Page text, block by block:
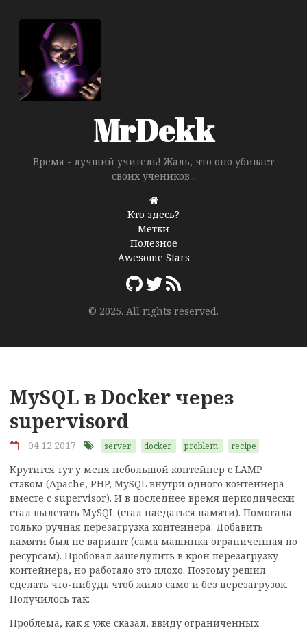
MrDekk
Время - лучший учитель! Жаль, что оно убивает
своих учеников...
Кто здесь?
Метки
Полезное
Awesome Stars
© 2025. All rights reserved.
MySQL в Docker через
supervisord
04.12.2017 server docker problem recipe
Крутится тут у меня небольшой контейнер с LAMP
стэком (Apache, PHP, MySQL внутри одного контейнера
вместе с supervisor). И в последнее время периодически
стал вылетать MySQL (стал наедаться памяти). Помогала
только ручная перезагрузка контейнера. Добавить
памяти был не вариант (сама машинка ограниченная по
ресурсам). Пробовал зашедулить в крон перезагрузку
контейнера, но работало это плохо. Поэтому решил
сделать что-нибудь чтоб жило само и без перезагрузок.
Получилось так:
Проблема, как я уже сказал, ввиду ограниченных